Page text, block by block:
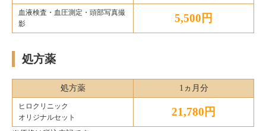
血液検査・血圧測定・頭部写真撮
影
5,500円
処方薬
処方薬 1ヵ月分
ヒロクリニック
オリジナルセット
21,780円